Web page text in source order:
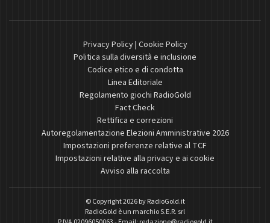
Privacy Policy| Cookie Policy
Politica sulla diversità e inclusione
Codice etico e di condotta
Linea Editoriale
Regolamento giochi RadioGold
Fact Check
Rettifica e correzioni
Autoregolamentazione Elezioni Amministrative 2026
Impostazioni preferenze relative al TCF
Impostazioni relative alla privacy e ai cookie
Avviso alla raccolta
© Copyright 2026 byRadioGold.it
RadioGold è un marchio S.E.R. srl